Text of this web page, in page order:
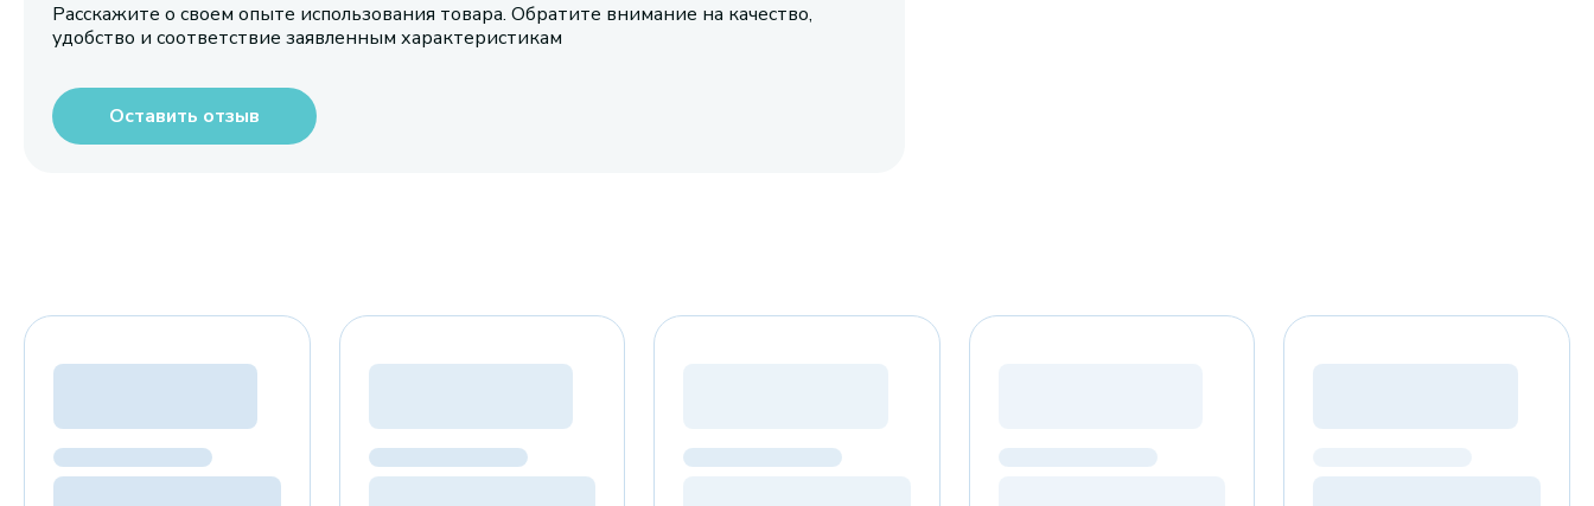
Расскажите о своем опыте использования товара. Обратите внимание на качество,
удобство и соответствие заявленным характеристикам
Оставить отзыв